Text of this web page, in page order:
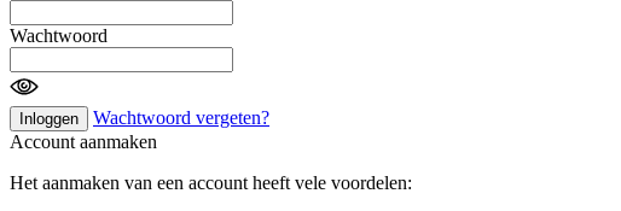
Wachtwoord
Inloggen
Wachtwoord vergeten?
Account aanmaken
Het aanmaken van een account heeft vele voordelen: